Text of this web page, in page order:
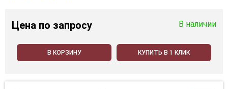
Цена по запросу В наличии
В КОРЗИНУ КУПИТЬ В 1 КЛИК